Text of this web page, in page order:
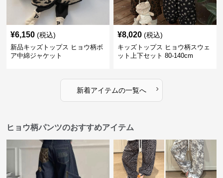
¥6,150 (税込)
新品キッズトップス ヒョウ柄ボ
ア中綿ジャケット
¥8,020 (税込)
キッズトップス ヒョウ柄スウェ
ット上下セット 80-140cm
新着アイテムの一覧へ ›
ヒョウ柄パンツのおすすめアイテム